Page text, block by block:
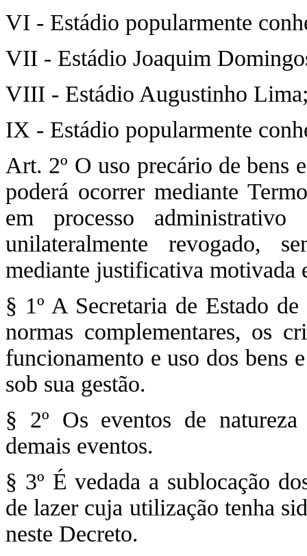
VI - Estádio popularmente
VII - Estádio Joaquim
VIII - Estádio Augustinho
IX - Estádio popularmente
Art. 2º O uso precário de bens
poderá ocorrer mediante
em processo
unilateralmente revogado,
mediante justificativa motivada
§ 1º A Secretaria de Estado
normas complementares, os
funcionamento e uso dos bens
sob sua gestão.
§ 2º Os eventos de
demais eventos.
§ 3º É vedada a sublocação
de lazer cuja utilização tenha
neste Decreto.